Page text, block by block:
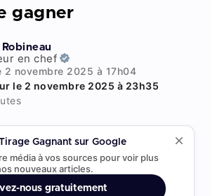
gagner
en chef
2 novembre 2025 à 17h04
le 2 novembre 2025 à 23h35
Gagnant sur Google
média à vos sources pour voir plus
nouveaux articles.
nous gratuitement